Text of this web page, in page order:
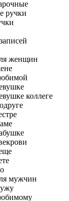
ручки
женщин
коллеге
мужчин